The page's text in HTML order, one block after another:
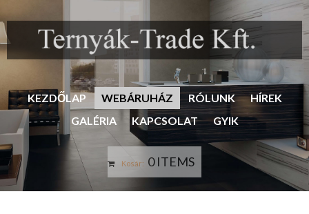
KEZDŐLAP WEBÁRUHÁZ RÓLUNK
HÍREK
GALÉRIA
KAPCSOLAT GYIK
Kosár: 0 ITEMS